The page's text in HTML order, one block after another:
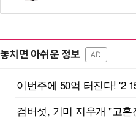
놓치면 아쉬운 정보 AD